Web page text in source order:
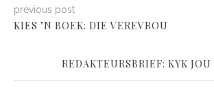
previous post
KIES ’N BOEK: DIE VEREVROU
REDAKTEURSBRIEF: KYK JOU